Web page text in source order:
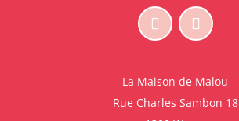
La Maison de Malou
Rue Charles Sambon 18